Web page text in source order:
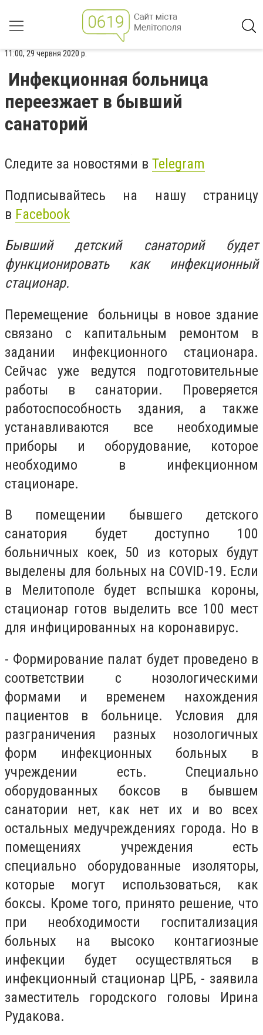
11:00, 29 червня 2020 р.
Инфекционная больница
переезжает в бывший
санаторий
Следите за новостями в Telegram
Подписывайтесь на нашу страницу
в Facebook
Бывший детский санаторий будет
функционировать как инфекционный
стационар.
Перемещение больницы в новое здание
связано с капитальным ремонтом в
задании инфекционного стационара.
Сейчас уже ведутся подготовительные
работы в санатории. Проверяется
работоспособность здания, а также
устанавливаются все необходимые
приборы и оборудование, которое
необходимо в инфекционном
стационаре.
В помещении бывшего детского
санатория будет доступно 100
больничных коек, 50 из которых будут
выделены для больных на COVID-19. Если
в Мелитополе будет вспышка короны,
стационар готов выделить все 100 мест
для инфицированных на коронавирус.
- Формирование палат будет проведено в
соответствии с нозологическими
формами и временем нахождения
пациентов в больнице. Условия для
разграничения разных нозологичных
форм инфекционных больных в
учреждении есть. Специально
оборудованных боксов в бывшем
санатории нет, как нет их и во всех
остальных медучреждениях города. Но в
помещениях учреждения есть
специально оборудованные изоляторы,
которые могут использоваться, как
боксы. Кроме того, принято решение, что
при необходимости госпитализация
больных на высоко контагиозные
инфекции будет осуществляться в
инфекционный стационар ЦРБ, - заявила
заместитель городского головы Ирина
Рудакова.